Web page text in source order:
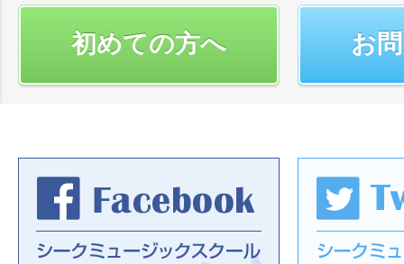
初めての方へ お